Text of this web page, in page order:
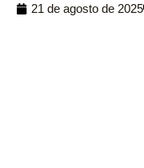
21 de agosto de 2025